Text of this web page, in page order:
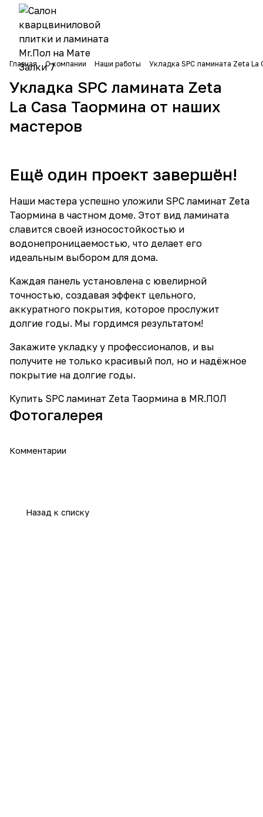
Главная О компании Наши работы Укладка SPC ламината Zeta La
Укладка SPC ламината Zeta
La Casa Таормина от наших
мастеров
Ещё один проект завершён!
Наши мастера успешно уложили SPC ламинат Zeta
Таормина в частном доме. Этот вид ламината
славится своей износостойкостью и
водонепроницаемостью, что делает его
идеальным выбором для дома.
Каждая панель установлена с ювелирной
точностью, создавая эффект цельного,
аккуратного покрытия, которое прослужит
долгие годы. Мы гордимся результатом!
Закажите укладку у профессионалов, и вы
получите не только красивый пол, но и надёжное
покрытие на долгие годы.
Купить SPC ламинат Zeta Таормина в MR.ПОЛ
Фотогалерея
Комментарии
Назад к списку